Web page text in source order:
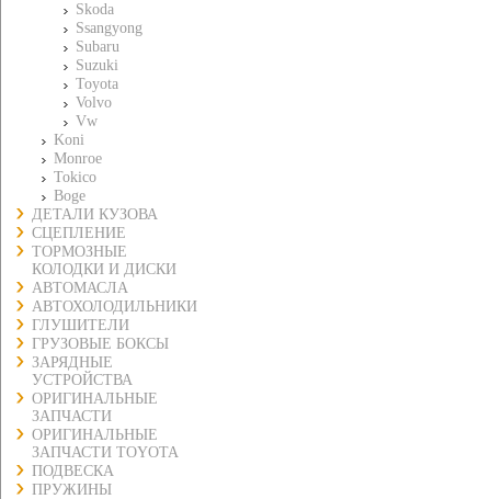
Skoda
Ssangyong
Subaru
Suzuki
Toyota
Volvo
Vw
Koni
Monroe
Tokico
Boge
ДЕТАЛИ КУЗОВА
СЦЕПЛЕНИЕ
ТОРМОЗНЫЕ
КОЛОДКИ И ДИСКИ
АВТОМАСЛА
АВТОХОЛОДИЛЬНИКИ
ГЛУШИТЕЛИ
ГРУЗОВЫЕ БОКСЫ
ЗАРЯДНЫЕ
УСТРОЙСТВА
ОРИГИНАЛЬНЫЕ
ЗАПЧАСТИ
ОРИГИНАЛЬНЫЕ
ЗАПЧАСТИ TOYOTA
ПОДВЕСКА
ПРУЖИНЫ